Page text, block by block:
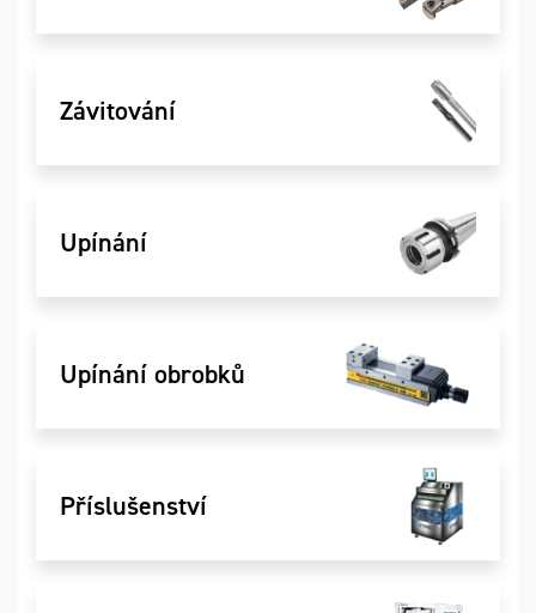
Závitování
Upínání
Upínání obrobků
Příslušenství